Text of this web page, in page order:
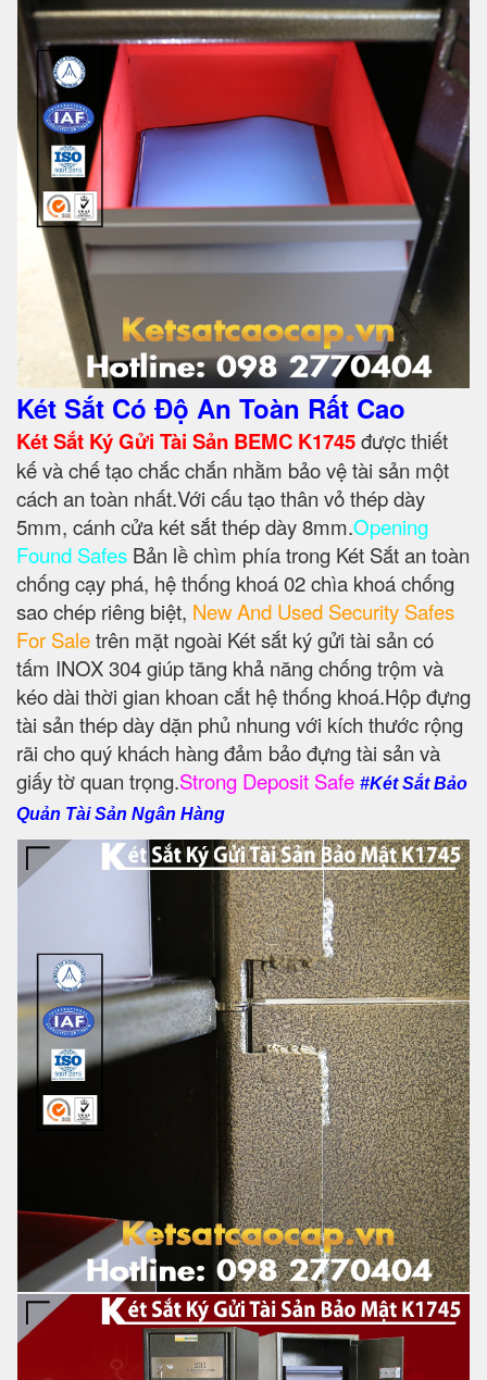
Két Sắt Có Độ An Toàn Rất Cao
Két Sắt Ký Gửi Tài Sản BEMC K1745được thiết
kế và chế tạo chắc chắn nhằm bảo vệ tài sản một
cách an toàn nhất.Với cấu tạo thân vỏ thép dày
5mm, cánh cửa két sắt thép dày 8mm.Opening
Found Safes Bản lề chìm phía trong Két Sắt an toàn
chống cạy phá, hệ thống khoá 02 chìa khoá chống
sao chép riêng biệt, New And Used Security Safes
For Saletrên mặt ngoài Két sắt ký gửi tài sản có
tấm INOX 304 giúp tăng khả năng chống trộm và
kéo dài thời gian khoan cắt hệ thống khoá.Hộp đựng
tài sản thép dày dặn phủ nhung với kích thước rộng
rãi cho quý khách hàng đảm bảo đựng tài sản và
giấy tờ quan trọng.Strong Deposit Safe #Két Sắt Bảo
Quản Tài Sản Ngân Hàng